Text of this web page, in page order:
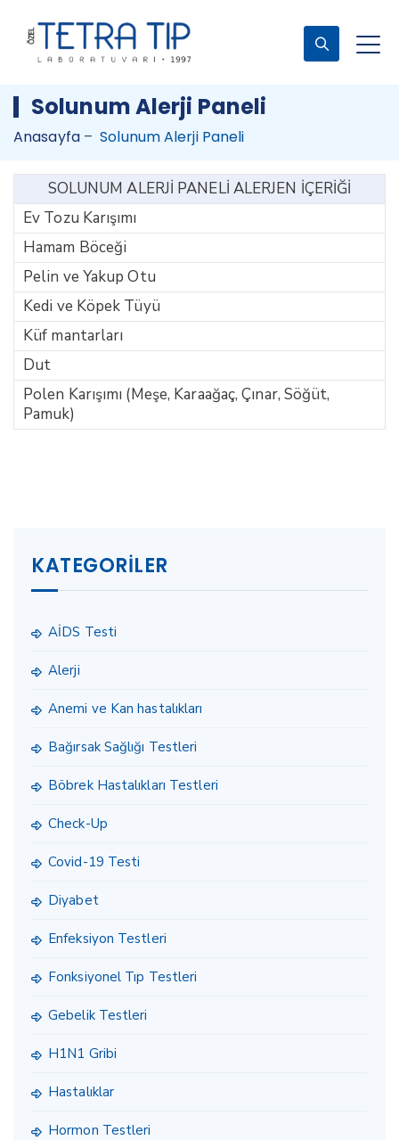
Solunum Alerji Paneli
Anasayfa–Solunum Alerji Paneli
SOLUNUM ALERJİ PANELİ ALERJEN İÇERİĞİ
Ev Tozu Karışımı
Hamam Böceği
Pelin ve Yakup Otu
Kedi ve Köpek Tüyü
Küf mantarları
Dut
Polen Karışımı (Meşe, Karaağaç, Çınar, Söğüt,
Pamuk)
KATEGORILER
AİDS Testi
Alerji
Anemi ve Kan hastalıkları
Bağırsak Sağlığı Testleri
Böbrek Hastalıkları Testleri
Check-Up
Covid-19 Testi
Diyabet
Enfeksiyon Testleri
Fonksiyonel Tıp Testleri
Gebelik Testleri
H1N1 Gribi
Hastalıklar
Hormon Testleri